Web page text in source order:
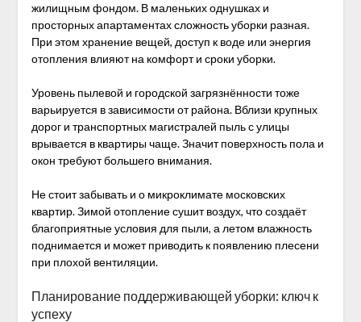
жилищным фондом. В маленьких однушках и
просторных апартаментах сложность уборки разная.
При этом хранение вещей, доступ к воде или энергия
отопления влияют на комфорт и сроки уборки.
Уровень пылевой и городской загрязнённости тоже
варьируется в зависимости от района. Вблизи крупных
дорог и транспортных магистралей пыль с улицы
врывается в квартиры чаще. Значит поверхность пола и
окон требуют большего внимания.
Не стоит забывать и о микроклимате московских
квартир. Зимой отопление сушит воздух, что создаёт
благоприятные условия для пыли, а летом влажность
поднимается и может приводить к появлению плесени
при плохой вентиляции.
Планирование поддерживающей уборки: ключ к
успеху